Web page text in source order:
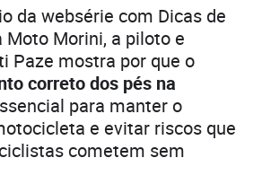
da websérie com Dicas de
Moto Morini, a piloto e
Paze mostra por que o
correto dos pés na
para manter o
e evitar riscos que
cometem sem